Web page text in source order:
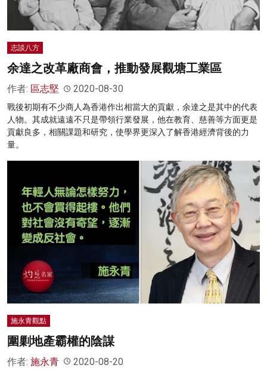
志談八方
余達之改革廠商會，推動發展觀塘工業區
作者: 區志堅 2020-08-30
戰後初期有不少商人為香港作出相當大的貢獻，余達之是其中的代表
人物。其成就遠遠不只是帶領行業發展，他在教育、慈善等方面更是
貢獻良多，相關課題和研究，使學界更深入了解香港經濟背後的力
量。
施永青觀點
圍剿地產霸權的陰謀
作者: 施永青 2020-08-20